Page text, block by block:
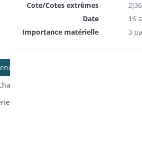
Cote/Cotes extrêmes
Date
16
Importance matérielle
3